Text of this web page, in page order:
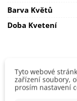
Barva Květů
Doba Kvetení
Možnosti Pěstování
Mrazuvzdornost
Tyto webové
zařízení soubory,
prosím nastavení